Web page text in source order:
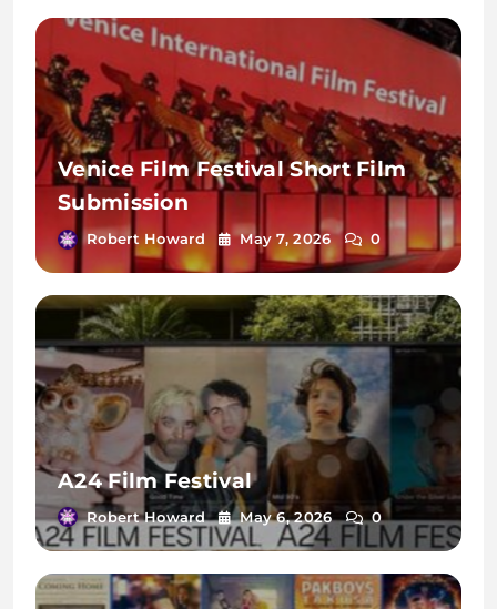
Venice Film Festival Short Film
Submission
Robert Howard May 7, 2026 0
A24 Film Festival
Robert Howard May 6, 2026 0